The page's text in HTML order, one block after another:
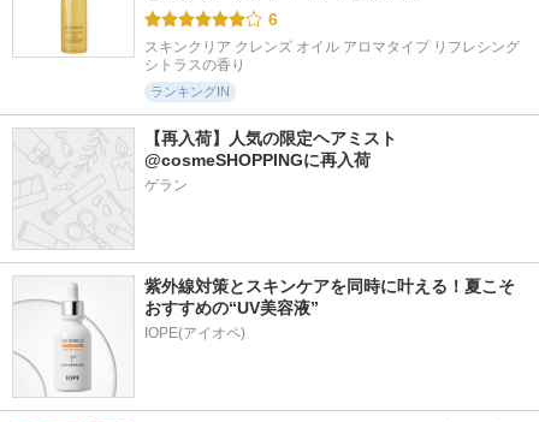
6
スキンクリア クレンズ オイル アロマタイプ リフレシング
シトラスの香り
ランキングIN
【再入荷】人気の限定ヘアミスト
@cosmeSHOPPINGに再入荷
ゲラン
紫外線対策とスキンケアを同時に叶える！夏こそ
おすすめの“UV美容液”
IOPE(アイオペ)